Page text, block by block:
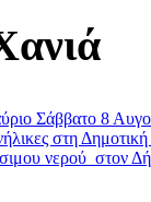
Σάββατο 8
στη
νερού στον